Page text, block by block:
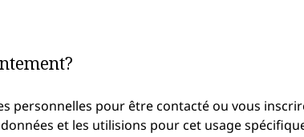
personnelles pour être contacté ou vous
et les utilisions pour cet usage